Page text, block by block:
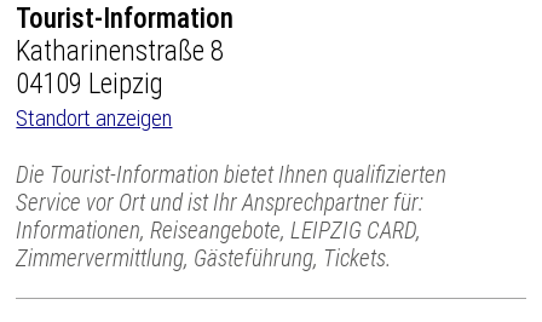
Tourist-Information
Katharinenstraße 8
04109 Leipzig
Standort anzeigen
Die Tourist-Information bietet Ihnen qualifizierten
Service vor Ort und ist Ihr Ansprechpartner für:
Informationen, Reiseangebote, LEIPZIG CARD,
Zimmervermittlung, Gästeführung, Tickets.